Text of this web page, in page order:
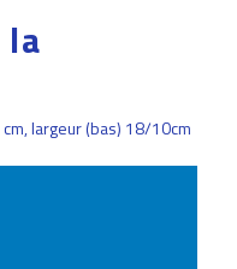
largeur (bas) 18/10cm